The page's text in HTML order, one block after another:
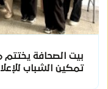
بيت الصحافة
تمكين الشباب